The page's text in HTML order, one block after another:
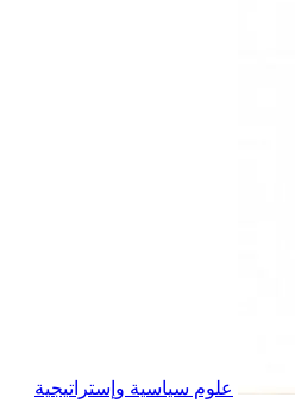
علوم سياسية وإستراتيجية